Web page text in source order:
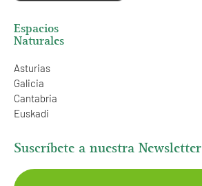
Espacios
Naturales
Asturias
Galicia
Cantabria
Euskadi
Suscríbete a nuestra Newsletter